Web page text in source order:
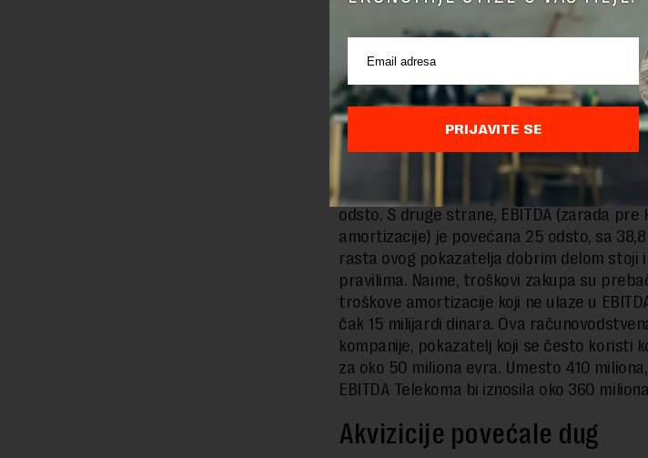
već višegodišnji trend.
Međutim, ono što bi mogao biti problem je
koliko su doprinele prihodima i profitu
vidi jer je neto dobit nacionalnog
2,5 milijardi dinara, prema godišnjem
čak 77 odsto u odnosu na prethodnu godinu.
Smanjena je i poslovna dobit (EBIT) sa 12
odsto. S druge strane, EBITDA (zarada
amortizacije) je povećana 25 odsto, sa
rasta ovog pokazatelja dobrim delom stoji
pravilima. Naime, troškovi zakupa su
troškove amortizacije koji ne ulaze u
čak 15 milijardi dinara. Ova
kompanije, pokazatelj koji se često koristi
za oko 50 miliona evra. Umesto 410
EBITDA Telekoma bi iznosila oko 360
Akvizicije povećale dug
PRIJAVITE SE